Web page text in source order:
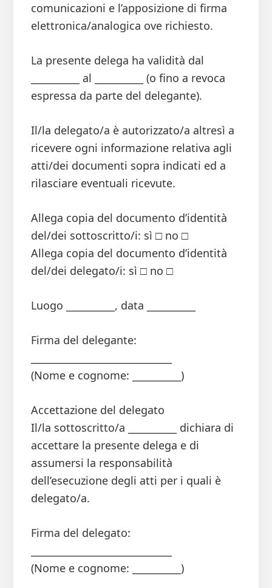
comunicazioni e l’apposizione di firma
elettronica/analogica ove richiesto.
La presente delega ha validità dal
__________ al __________ (o fino a revoca
espressa da parte del delegante).
Il/la delegato/a è autorizzato/a altresì a
ricevere ogni informazione relativa agli
atti/dei documenti sopra indicati ed a
rilasciare eventuali ricevute.
Allega copia del documento d’identità
del/dei sottoscritto/i: sì □ no □
Allega copia del documento d’identità
del/dei delegato/i: sì □ no □
Luogo __________, data __________
Firma del delegante:
(Nome e cognome: __________)
Accettazione del delegato
Il/la sottoscritto/a __________ dichiara di
accettare la presente delega e di
assumersi la responsabilità
dell’esecuzione degli atti per i quali è
delegato/a.
Firma del delegato:
(Nome e cognome: __________)